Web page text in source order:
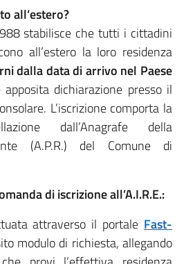
all’estero?
stabilisce che tutti i cittadini
all’estero la loro residenza
dalla data di arrivo nel Paese
dichiarazione presso il
L’iscrizione comporta la
dall’Anagrafe della
(A.P.R.) del Comune di
di iscrizione all’A.I.R.E.:
attraverso il portale Fast-
modulo di richiesta, allegando